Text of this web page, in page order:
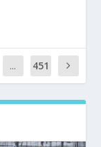
...
451
0